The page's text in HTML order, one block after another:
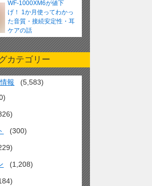
WF-1000XM6が値下
げ！ 1か月使ってわかっ
た音質・接続安定性・耳
ケアの話
カテゴリー
報
(5,583)
(300)
(1,208)